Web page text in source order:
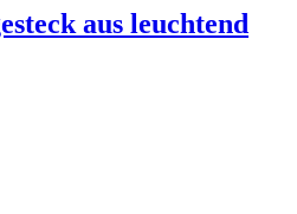
aus leuchtend